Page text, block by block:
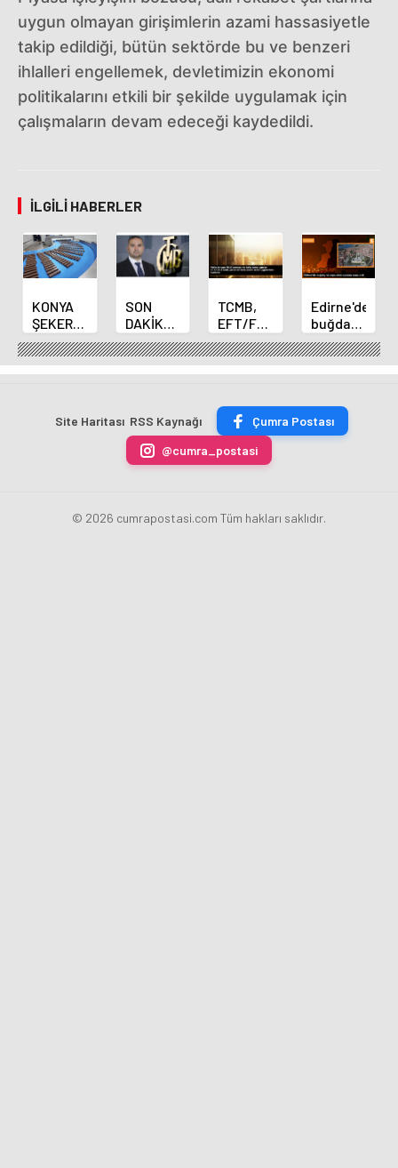
uygun olmayan girişimlerin azami hassasiyetle
takip edildiği, bütün sektörde bu ve benzeri
ihlalleri engellemek, devletimizin ekonomi
politikalarını etkili bir şekilde uygulamak için
çalışmaların devam edeceği kaydedildi.
İLGILI HABERLER
KONYA
ŞEKER
YILLIK 7
BİN 500
TON
ÜRETİLECEK
SON
DAKİKA
HABERİ:
Yeni
Merkez
Fatih
Karahan
oldu
TCMB,
EFT/FAST
işlemleri
için
fazla
uygulamasını
kaldırdı
Edirne'de
buğday
ve arpa
ekim
sezonu
erdi
Site Haritası RSS Kaynağı
Çumra Postası
@cumra_postasi
© 2026 cumrapostasi.com Tüm hakları saklıdır.